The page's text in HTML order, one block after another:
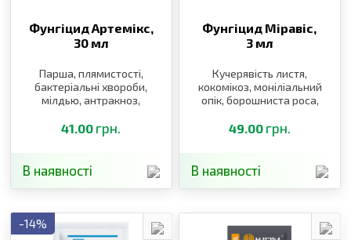
Фунгіцид Артемікс,
30 мл
Парша, плямистості,
бактеріальні хвороби,
мілдью, антракноз,
альтернаріоз,
кучерявість персика,
41.00 грн.
В наявності
Фунгіцид Міравіс,
3 мл
Кучерявість листя,
кокомікоз, моніліальний
опік, борошниста роса,
моніліоз
49.00 грн.
В наявності
-14%